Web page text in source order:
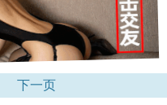
下一页